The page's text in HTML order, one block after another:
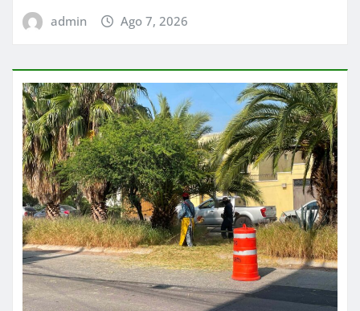
admin Ago 7, 2026